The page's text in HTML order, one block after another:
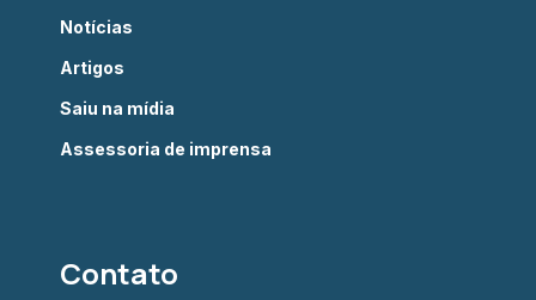
Notícias
Artigos
Saiu na mídia
Assessoria de imprensa
Contato